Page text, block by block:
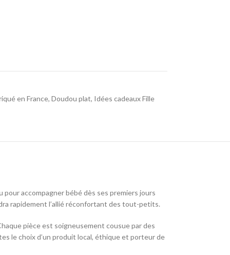
en France, Doudou plat, Idées cadeaux Fille
accompagner bébé dès ses premiers jours
rapidement l’allié réconfortant des tout-petits.
pièce est soigneusement cousue par des
le choix d’un produit local, éthique et porteur de